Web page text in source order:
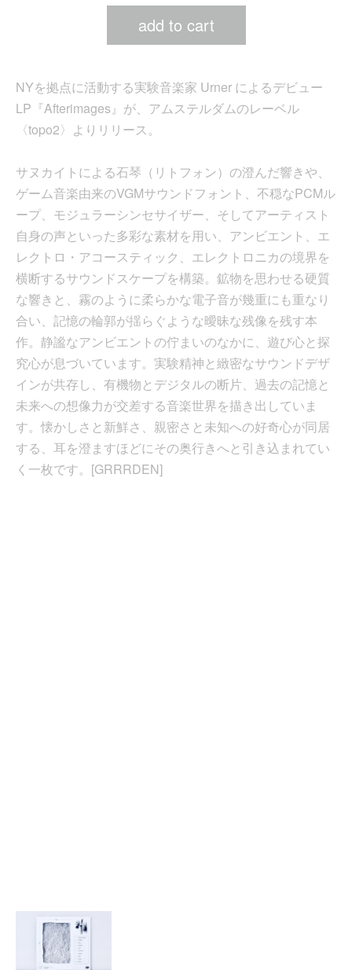
add to cart
NYを拠点に活動する実験音楽家 Urner によるデビュー
LP『Afterimages』が、アムステルダムのレーベル
〈topo2〉よりリリース。
サヌカイトによる石琴（リトフォン）の澄んだ響きや、
ゲーム音楽由来のVGMサウンドフォント、不穏なPCMル
ープ、モジュラーシンセサイザー、そしてアーティスト
自身の声といった多彩な素材を用い、アンビエント、エ
レクトロ・アコースティック、エレクトロニカの境界を
横断するサウンドスケープを構築。鉱物を思わせる硬質
な響きと、霧のように柔らかな電子音が幾重にも重なり
合い、記憶の輪郭が揺らぐような曖昧な残像を残す本
作。静謐なアンビエントの佇まいのなかに、遊び心と探
究心が息づいています。実験精神と緻密なサウンドデザ
インが共存し、有機物とデジタルの断片、過去の記憶と
未来への想像力が交差する音楽世界を描き出していま
す。懐かしさと新鮮さ、親密さと未知への好奇心が同居
する、耳を澄ますほどにその奥行きへと引き込まれてい
く一枚です。[GRRRDEN]